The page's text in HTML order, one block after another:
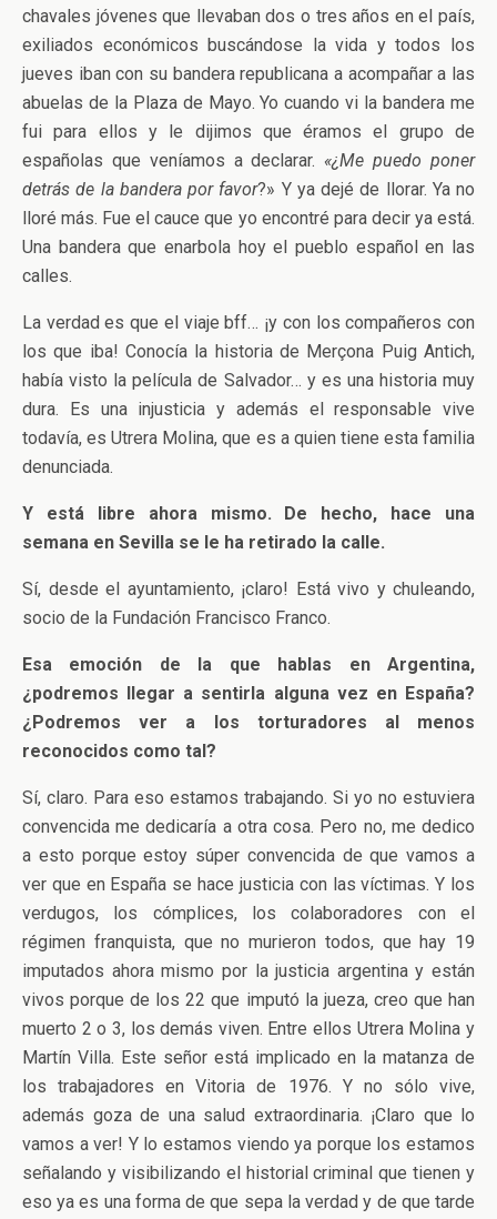
chavales jóvenes que llevaban dos o tres años en el país,
exiliados económicos buscándose la vida y todos los
jueves iban con su bandera republicana a acompañar a las
abuelas de la Plaza de Mayo. Yo cuando vi la bandera me
fui para ellos y le dijimos que éramos el grupo de
españolas que veníamos a declarar. «¿Me puedo poner
detrás de la bandera por favor?» Y ya dejé de llorar. Ya no
lloré más. Fue el cauce que yo encontré para decir ya está.
Una bandera que enarbola hoy el pueblo español en las
calles.
La verdad es que el viaje bff… ¡y con los compañeros con
los que iba! Conocía la historia de Merçona Puig Antich,
había visto la película de Salvador… y es una historia muy
dura. Es una injusticia y además el responsable vive
todavía, es Utrera Molina, que es a quien tiene esta familia
denunciada.
Y está libre ahora mismo. De hecho, hace una
semana en Sevilla se le ha retirado la calle.
Sí, desde el ayuntamiento, ¡claro! Está vivo y chuleando,
socio de la Fundación Francisco Franco.
Esa emoción de la que hablas en Argentina,
¿podremos llegar a sentirla alguna vez en España?
¿Podremos ver a los torturadores al menos
reconocidos como tal?
Sí, claro. Para eso estamos trabajando. Si yo no estuviera
convencida me dedicaría a otra cosa. Pero no, me dedico
a esto porque estoy súper convencida de que vamos a
ver que en España se hace justicia con las víctimas. Y los
verdugos, los cómplices, los colaboradores con el
régimen franquista, que no murieron todos, que hay 19
imputados ahora mismo por la justicia argentina y están
vivos porque de los 22 que imputó la jueza, creo que han
muerto 2 o 3, los demás viven. Entre ellos Utrera Molina y
Martín Villa. Este señor está implicado en la matanza de
los trabajadores en Vitoria de 1976. Y no sólo vive,
además goza de una salud extraordinaria. ¡Claro que lo
vamos a ver! Y lo estamos viendo ya porque los estamos
señalando y visibilizando el historial criminal que tienen y
eso ya es una forma de que sepa la verdad y de que tarde